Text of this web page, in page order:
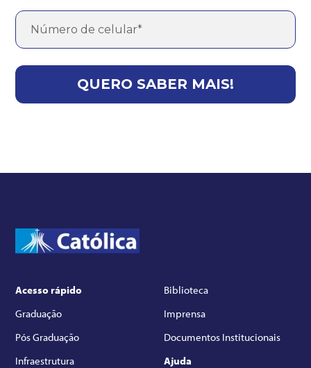
Acesso rápido
Graduação
Pós Graduação
Infraestrutura
Biblioteca
Imprensa
Documentos Institucionais
Ajuda